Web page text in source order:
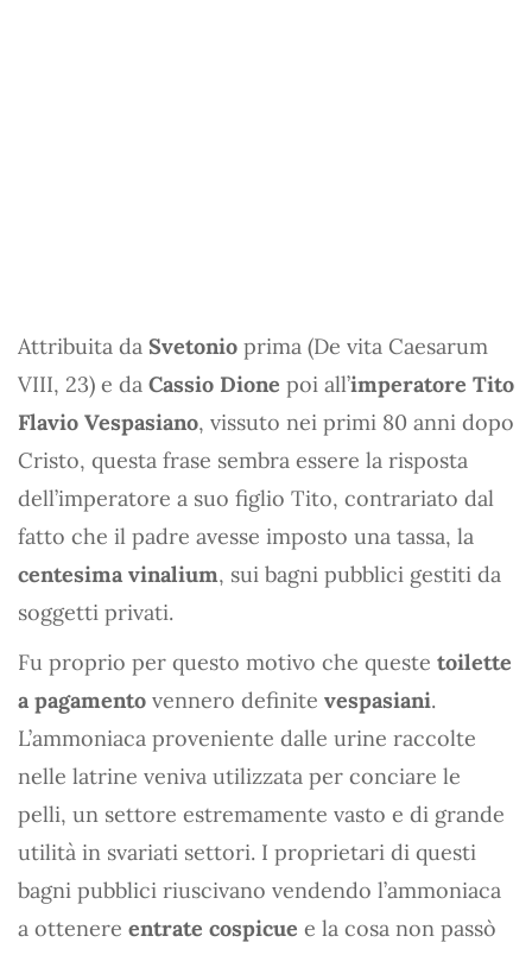
Attribuita da Svetonio prima (De vita Caesarum
VIII, 23) e da Cassio Dione poi all’imperatore Tito
Flavio Vespasiano, vissuto nei primi 80 anni dopo
Cristo, questa frase sembra essere la risposta
dell’imperatore a suo figlio Tito, contrariato dal
fatto che il padre avesse imposto una tassa, la
centesima vinalium, sui bagni pubblici gestiti da
soggetti privati.
Fu proprio per questo motivo che queste toilette
a pagamento vennero definite vespasiani.
L’ammoniaca proveniente dalle urine raccolte
nelle latrine veniva utilizzata per conciare le
pelli, un settore estremamente vasto e di grande
utilità in svariati settori. I proprietari di questi
bagni pubblici riuscivano vendendo l’ammoniaca
a ottenere entrate cospicue e la cosa non passò